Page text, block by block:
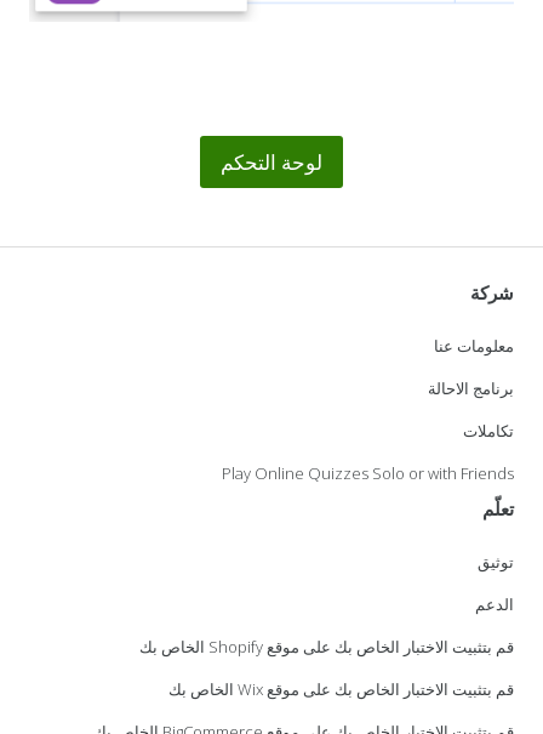
لوحة التحكم
شركة
معلومات عنا
برنامج الاحالة
تكاملات
Play Online Quizzes Solo or with Friends
تعلّم
توثيق
الدعم
قم بتثبيت الاختبار الخاص بك على موقع Shopify الخاص بك
قم بتثبيت الاختبار الخاص بك على موقع Wix الخاص بك